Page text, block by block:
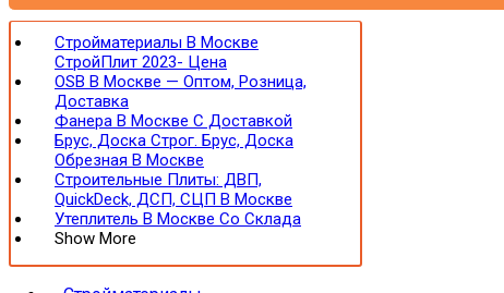
Стройматериалы В Москве
СтройПлит 2023- Цена
OSB В Москве — Оптом, Розница,
Доставка
Фанера В Москве С Доставкой
Брус, Доска Строг. Брус, Доска
Обрезная В Москве
Строительные Плиты: ДВП,
QuickDeck, ДСП, СЦП В Москве
Утеплитель В Москве Со Склада
Show More